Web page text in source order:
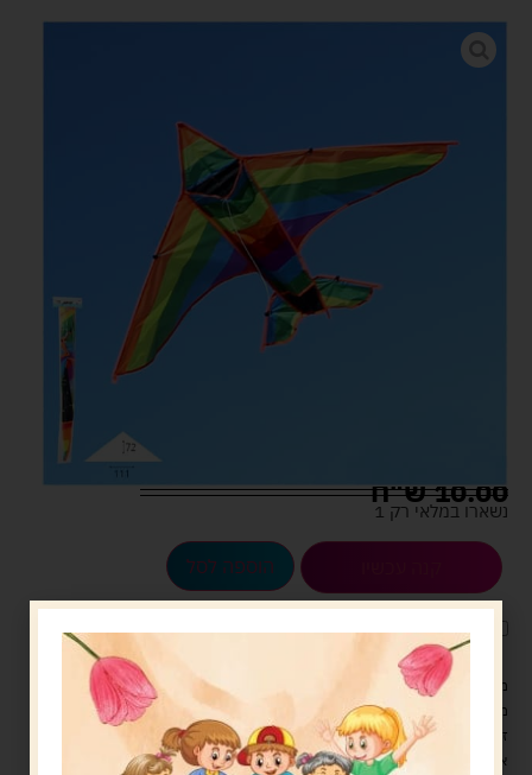
10.00ש"ח
נשארו במלאי רק 1
הוספה לסל
לארוז את המוצר באריזת מתנה5.00 ש"ח ?
מעל 329 ש"ח, משלוח עם שליח עד הבית חינם! – 0 ₪
משלוח עם שליח עד הבית: 29 ש"ח
זמן אספקה: עד 4 ימי עסקים.
איסוף עצמי: מ"ביתר טויס" רחוב בניין דוד 18, ביתר עילית.